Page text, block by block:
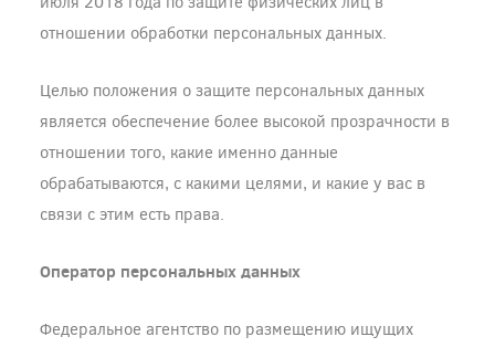
отношении обработки персональных данных.
Целью положения о защите персональных данных
является обеспечение более высокой прозрачности в
отношении того, какие именно данные
обрабатываются, с какими целями, и какие у вас в
связи с этим есть права.
Оператор персональных данных
Федеральное агентство по размещению ищущих